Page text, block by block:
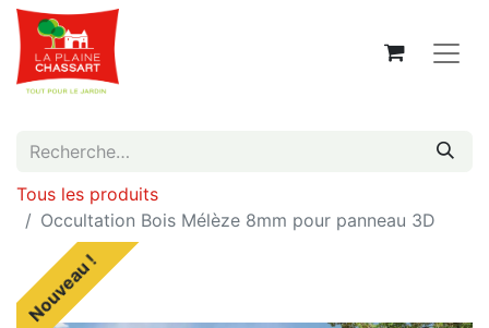
Tous les produits
Occultation Bois Mélèze 8mm pour panneau 3D
Nouveau !